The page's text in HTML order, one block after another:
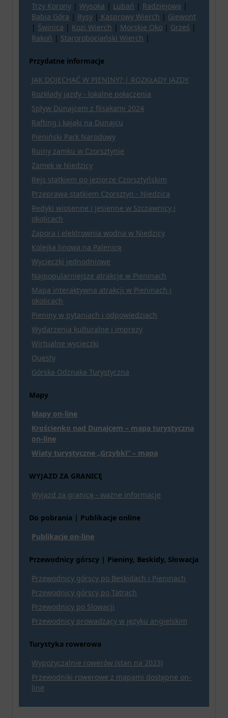
Trzy Korony |Wysoka | Lubań | Radziejowa |
Babia Góra | Rysy | Kasprowy Wierch | Giewont
| Świnica | Kozi Wierch | Morskie Oko | Grześ |
Rakoń | Starorobociański Wierch |
Przydatne informacje
JAK DOJECHAĆ W PIENINY? | ROZKŁADY JAZDY
Rozkłady jazdy - lokalne połączenia
Spływ Dunajcem z flisakami 2024
Rafting i kajaki na Dunajcu
Pieniński Park Narodowy
Ruiny zamku w Czorsztynie
Zamek w Niedzicy
Rejs statkiem po jeziorze Czorsztyńskim
Przeprawa statkiem Czorsztyn - Niedzica
Redyki wiosenne i jesienne w Szczawnicy i
okolicach
Zapora i elektrownia wodna w Niedzicy
Kolejka linowa na Palenicę
Wycieczki jednodniowe
Najpopularniejsze atrakcje w Pieninach
Mapa interaktywna atrakcji w Pieninach i
okolicach
Pieniny w pytaniach i odpowiedziach
Wydarzenia kulturalne i imprezy
Wirtualne wycieczki
Questy
Górska Odznaka Turystyczna
Mapy
Mapy on-line
Krościenko nad Dunajcem – mapa turystyczna
on-line
Wiaty turystyczne „Grzybki” – mapa
WYJAZD ZA GRANICĘ
Wyjazd za granicę - ważne informacje
Do pobrania | Publikacje online
Publikacje on-line
Przewodnicy górscy | Pieniny, Beskidy, Słowacja
Przewodnicy górscy po Beskidach i Pieninach
Przewodnicy górscy po Tatrach
Przewodnicy po Słowacji
Przewodnicy prowadzący w języku angielskim
Turystyka rowerowa
Wypożyczalnie rowerów (stan na 2023)
Przewodniki rowerowe z mapami dostępne on-
line